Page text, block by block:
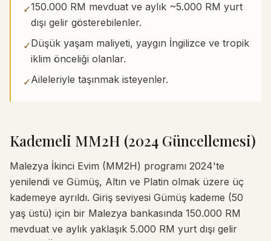
✓150.000 RM mevduat ve aylık ~5.000 RM yurt
dışı gelir gösterebilenler.
✓Düşük yaşam maliyeti, yaygın İngilizce ve tropik
iklim önceliği olanlar.
✓Aileleriyle taşınmak isteyenler.
Kademeli MM2H (2024 Güncellemesi)
Malezya İkinci Evim (MM2H) programı 2024'te
yenilendi ve Gümüş, Altın ve Platin olmak üzere üç
kademeye ayrıldı. Giriş seviyesi Gümüş kademe (50
yaş üstü) için bir Malezya bankasında 150.000 RM
mevduat ve aylık yaklaşık 5.000 RM yurt dışı gelir